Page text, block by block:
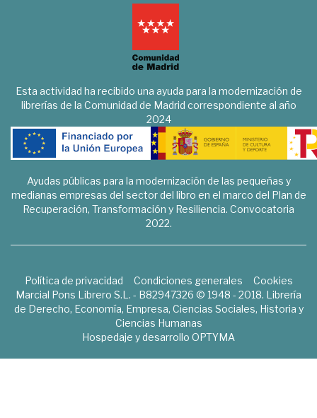
Esta actividad ha recibido una ayuda para la modernización de
librerías de la Comunidad de Madrid correspondiente al año
2024
Ayudas públicas para la modernización de las pequeñas y
medianas empresas del sector del libro en el marco del Plan de
Recuperación, Transformación y Resiliencia. Convocatoria
2022.
Política de privacidad Condiciones generales
Cookies
Marcial Pons Librero S.L. - B82947326 © 1948 - 2018. Librería
de Derecho, Economía, Empresa, Ciencias Sociales, Historia y
Ciencias Humanas
Hospedaje y desarrollo OPTYMA